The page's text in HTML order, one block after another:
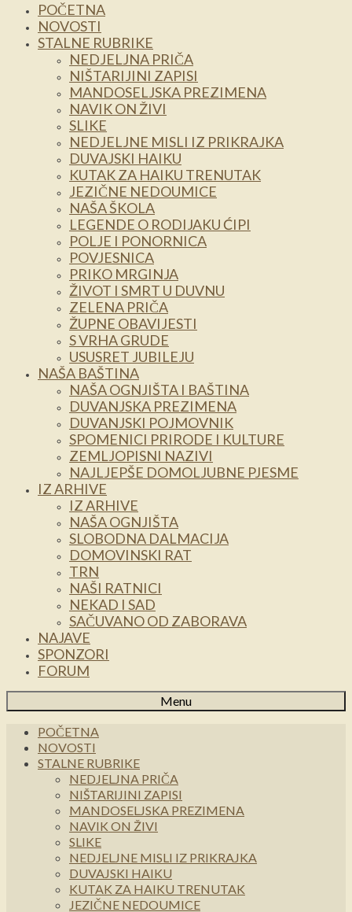
POČETNA
NOVOSTI
STALNE RUBRIKE
NEDJELJNA PRIČA
NIŠTARIJINI ZAPISI
MANDOSELJSKA PREZIMENA
NAVIK ON ŽIVI
SLIKE
NEDJELJNE MISLI IZ PRIKRAJKA
DUVAJSKI HAIKU
KUTAK ZA HAIKU TRENUTAK
JEZIČNE NEDOUMICE
NAŠA ŠKOLA
LEGENDE O RODIJAKU ĆIPI
POLJE I PONORNICA
POVJESNICA
PRIKO MRGINJA
ŽIVOT I SMRT U DUVNU
ZELENA PRIČA
ŽUPNE OBAVIJESTI
S VRHA GRUDE
USUSRET JUBILEJU
NAŠA BAŠTINA
NAŠA OGNJIŠTA I BAŠTINA
DUVANJSKA PREZIMENA
DUVANJSKI POJMOVNIK
SPOMENICI PRIRODE I KULTURE
ZEMLJOPISNI NAZIVI
NAJLJEPŠE DOMOLJUBNE PJESME
IZ ARHIVE
IZ ARHIVE
NAŠA OGNJIŠTA
SLOBODNA DALMACIJA
DOMOVINSKI RAT
TRN
NAŠI RATNICI
NEKAD I SAD
SAČUVANO OD ZABORAVA
NAJAVE
SPONZORI
FORUM
Menu
POČETNA
NOVOSTI
STALNE RUBRIKE
NEDJELJNA PRIČA
NIŠTARIJINI ZAPISI
MANDOSELJSKA PREZIMENA
NAVIK ON ŽIVI
SLIKE
NEDJELJNE MISLI IZ PRIKRAJKA
DUVAJSKI HAIKU
KUTAK ZA HAIKU TRENUTAK
JEZIČNE NEDOUMICE